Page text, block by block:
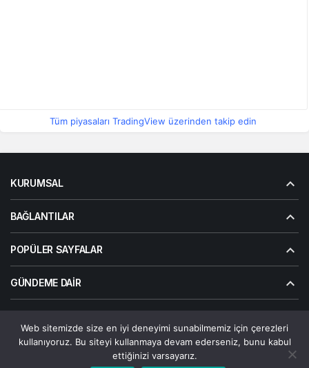
Tüm piyasaları TradingView üzerinden takip edin
KURUMSAL
BAĞLANTILAR
POPÜLER SAYFALAR
GÜNDEME DAIR
© Telif Hakkı 2026, Tüm Hakları Saklıdır | Alanalp İnternet
Çözümler
Gizlilik Politikası Hakkımızda
Web sitemizde size en iyi deneyimi sunabilmemiz için çerezleri
kullanıyoruz. Bu siteyi kullanmaya devam ederseniz, bunu kabul
ettiğinizi varsayarız.